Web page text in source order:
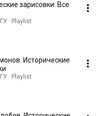
зарисовки. Все
· Playlist
Исторические
· Playlist